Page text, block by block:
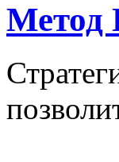
Метод